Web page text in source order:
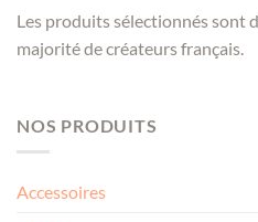
Les produits sélectionnés sont
majorité de créateurs français.
NOS PRODUITS
Accessoires